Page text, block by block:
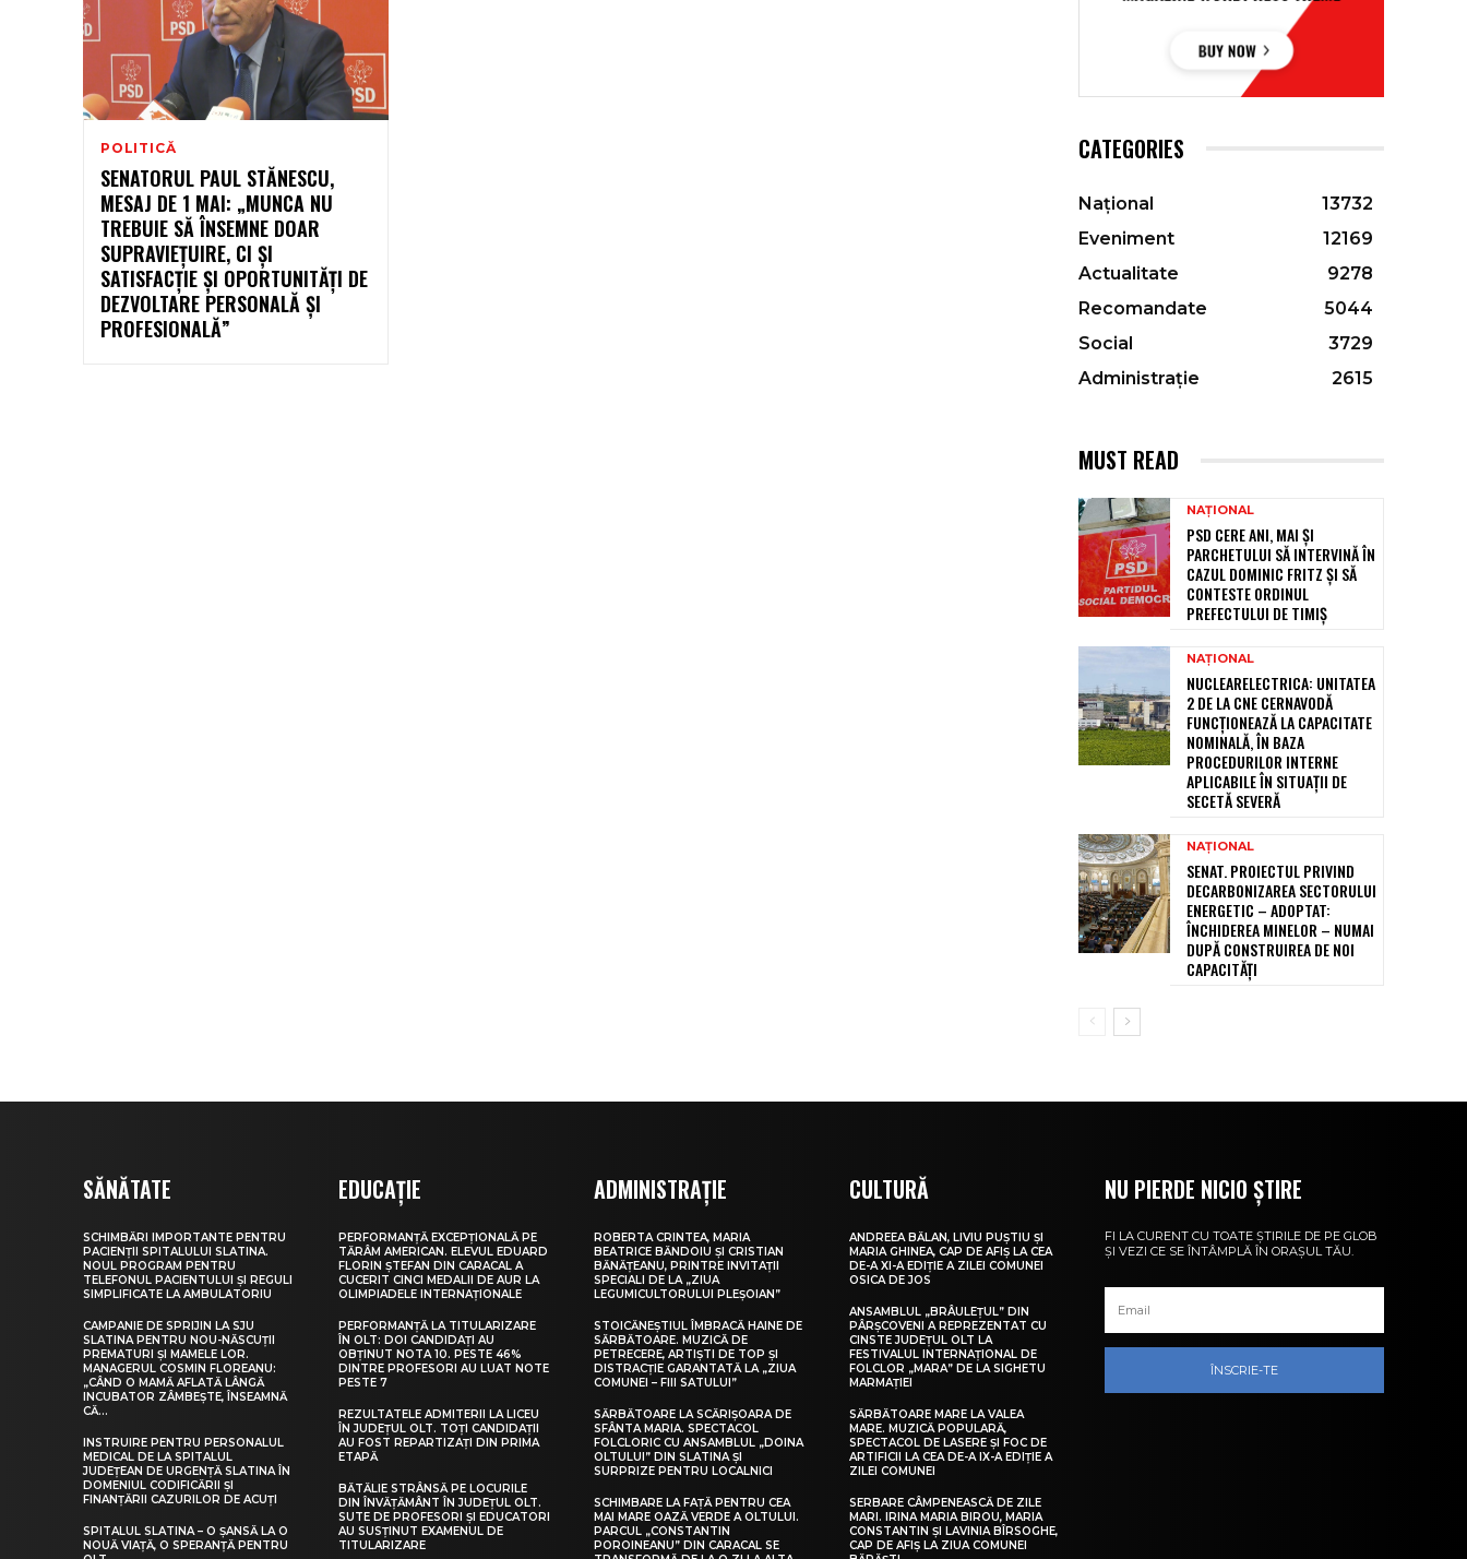
POLITICĂ
SENATORUL PAUL STĂNESCU,
MESAJ DE 1 MAI: „MUNCA NU
TREBUIE SĂ ÎNSEMNE DOAR
SUPRAVIEȚUIRE, CI ȘI
SATISFACȚIE ȘI OPORTUNITĂȚI DE
DEZVOLTARE PERSONALĂ ȘI
PROFESIONALĂ”
CATEGORIES
Național
13732
Eveniment
12169
Actualitate
9278
Recomandate
5044
Social
3729
Administrație
2615
MUST READ
NAȚIONAL
PSD CERE ANI, MAI ȘI
PARCHETULUI SĂ INTERVINĂ ÎN
CAZUL DOMINIC FRITZ ȘI SĂ
CONTESTE ORDINUL
PREFECTULUI DE TIMIȘ
NAȚIONAL
NUCLEARELECTRICA: UNITATEA
2 DE LA CNE CERNAVODĂ
FUNCȚIONEAZĂ LA CAPACITATE
NOMINALĂ, ÎN BAZA
PROCEDURILOR INTERNE
APLICABILE ÎN SITUAȚII DE
SECETĂ SEVERĂ
NAȚIONAL
SENAT. PROIECTUL PRIVIND
DECARBONIZAREA SECTORULUI
ENERGETIC – ADOPTAT:
ÎNCHIDEREA MINELOR – NUMAI
DUPĂ CONSTRUIREA DE NOI
CAPACITĂȚI
SĂNĂTATE
SCHIMBĂRI IMPORTANTE PENTRU
PACIENȚII SPITALULUI SLATINA.
NOUL PROGRAM PENTRU
TELEFONUL PACIENTULUI ȘI REGULI
SIMPLIFICATE LA AMBULATORIU
CAMPANIE DE SPRIJIN LA SJU
SLATINA PENTRU NOU-NĂSCUȚII
PREMATURI ȘI MAMELE LOR.
MANAGERUL COSMIN FLOREANU:
„CÂND O MAMĂ AFLATĂ LÂNGĂ
INCUBATOR ZÂMBEȘTE, ÎNSEAMNĂ
CĂ...
INSTRUIRE PENTRU PERSONALUL
MEDICAL DE LA SPITALUL
JUDEȚEAN DE URGENȚĂ SLATINA ÎN
DOMENIUL CODIFICĂRII ȘI
FINANȚĂRII CAZURILOR DE ACUȚI
SPITALUL SLATINA – O ȘANSĂ LA O
NOUĂ VIAȚĂ, O SPERANȚĂ PENTRU
EDUCAȚIE
PERFORMANȚĂ EXCEPȚIONALĂ PE
TĂRÂM AMERICAN. ELEVUL EDUARD
FLORIN ȘTEFAN DIN CARACAL A
CUCERIT CINCI MEDALII DE AUR LA
OLIMPIADELE INTERNAȚIONALE
PERFORMANȚĂ LA TITULARIZARE
ÎN OLT: DOI CANDIDAȚI AU
OBȚINUT NOTA 10. PESTE 46%
DINTRE PROFESORI AU LUAT NOTE
PESTE 7
REZULTATELE ADMITERII LA LICEU
ÎN JUDEȚUL OLT. TOȚI CANDIDAȚII
AU FOST REPARTIZAȚI DIN PRIMA
ETAPĂ
BĂTĂLIE STRÂNSĂ PE LOCURILE
DIN ÎNVĂȚĂMÂNT ÎN JUDEȚUL OLT.
SUTE DE PROFESORI ȘI EDUCATORI
AU SUSȚINUT EXAMENUL DE
TITULARIZARE
ADMINISTRAȚIE
ROBERTA CRINTEA, MARIA
BEATRICE BĂNDOIU ȘI CRISTIAN
BĂNĂȚEANU, PRINTRE INVITAȚII
SPECIALI DE LA „ZIUA
LEGUMICULTORULUI PLEȘOIAN”
STOICĂNEȘTIUL ÎMBRACĂ HAINE DE
SĂRBĂTOARE. MUZICĂ DE
PETRECERE, ARTIȘTI DE TOP ȘI
DISTRACȚIE GARANTATĂ LA „ZIUA
COMUNEI – FIII SATULUI”
SĂRBĂTOARE LA SCĂRIȘOARA DE
SFÂNTA MARIA. SPECTACOL
FOLCLORIC CU ANSAMBLUL „DOINA
OLTULUI” DIN SLATINA ȘI
SURPRIZE PENTRU LOCALNICI
SCHIMBARE LA FAȚĂ PENTRU CEA
MAI MARE OAZĂ VERDE A OLTULUI.
PARCUL „CONSTANTIN
POROINEANU” DIN CARACAL SE
CULTURĂ
ANDREEA BĂLAN, LIVIU PUȘTIU ȘI
MARIA GHINEA, CAP DE AFIȘ LA CEA
DE-A XI-A EDIȚIE A ZILEI COMUNEI
OSICA DE JOS
ANSAMBLUL „BRÂULEȚUL” DIN
PÂRȘCOVENI A REPREZENTAT CU
CINSTE JUDEȚUL OLT LA
FESTIVALUL INTERNAȚIONAL DE
FOLCLOR „MARA” DE LA SIGHETU
MARMAȚIEI
SĂRBĂTOARE MARE LA VALEA
MARE. MUZICĂ POPULARĂ,
SPECTACOL DE LASERE ȘI FOC DE
ARTIFICII LA CEA DE-A IX-A EDIȚIE A
ZILEI COMUNEI
SERBARE CÂMPENEASCĂ DE ZILE
MARI. IRINA MARIA BIROU, MARIA
CONSTANTIN ȘI LAVINIA BÎRSOGHE,
CAP DE AFIȘ LA ZIUA COMUNEI
NU PIERDE NICIO ȘTIRE
FI LA CURENT CU TOATE ȘTIRILE DE PE GLOB
ȘI VEZI CE SE ÎNTÂMPLĂ ÎN ORAȘUL TĂU.
ÎNSCRIE-TE